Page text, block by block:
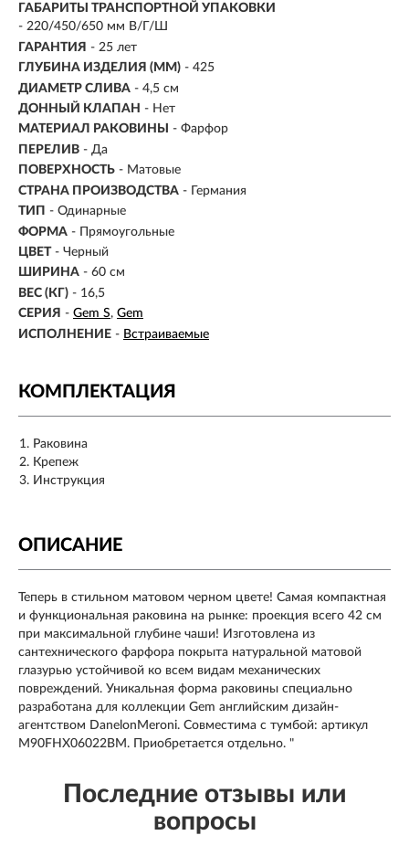
ГАБАРИТЫ ТРАНСПОРТНОЙ УПАКОВКИ
- 220/450/650 мм В/Г/Ш
ГАРАНТИЯ - 25 лет
ГЛУБИНА ИЗДЕЛИЯ (ММ) - 425
ДИАМЕТР СЛИВА - 4,5 см
ДОННЫЙ КЛАПАН - Нет
МАТЕРИАЛ РАКОВИНЫ
- Фарфор
ПЕРЕЛИВ - Да
ПОВЕРХНОСТЬ - Матовые
СТРАНА ПРОИЗВОДСТВА - Германия
ТИП - Одинарные
ФОРМА - Прямоугольные
ЦВЕТ - Черный
ШИРИНА - 60 см
ВЕС (КГ) - 16,5
СЕРИЯ - Gem S Gem
ИСПОЛНЕНИЕ - Встраиваемые
КОМПЛЕКТАЦИЯ
Раковина
Крепеж
Инструкция
ОПИСАНИЕ
Теперь в стильном матовом черном цвете! Самая компактная
и функциональная раковина на рынке: проекция всего 42 см
при максимальной глубине чаши! Изготовлена из
сантехнического фарфора покрыта натуральной матовой
глазурью устойчивой ко всем видам механических
повреждений. Уникальная форма раковины специально
разработана для коллекции Gem английским дизайн-
агентством DanelonMeroni. Совместима с тумбой: артикул
M90FHX06022BM. Приобретается отдельно. "
Последние отзывы или
вопросы